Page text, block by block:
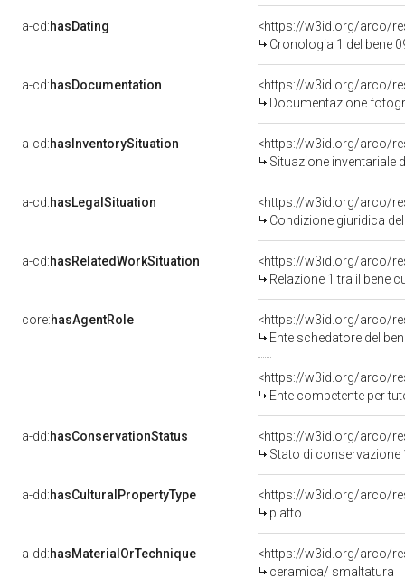
a-cd:hasDating
<https://w3id.org/arco/
Cronologia 1 del bene
a-cd:hasDocumentation
Documentazione
a-cd:hasInventorySituation
<https://w3id.org/arco/
Situazione inventariale
a-cd:hasLegalSituation
<https://w3id.org/arco/
Condizione giuridica
a-cd:hasRelatedWorkSituation
<https://w3id.org/arco/
Relazione 1 tra il bene
core:hasAgentRole
<https://w3id.org/arco/
Ente schedatore del
<https://w3id.org/arco/
Ente competente per
a-dd:hasConservationStatus
<https://w3id.org/arco/
Stato di conservazione
a-dd:hasCulturalPropertyType
<https://w3id.org/arco/
piatto
a-dd:hasMaterialOrTechnique
<https://w3id.org/arco/
ceramica/ smaltatura